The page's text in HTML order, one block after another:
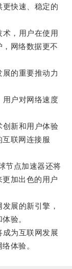
快速、稳定的
，用户在使用
网络数据更不
的重要推动力
户对网络速度
新和用户体验
联网连接服
点加速器还将
加出色的用户
展的新引擎，
验。
为互联网发展
体验。